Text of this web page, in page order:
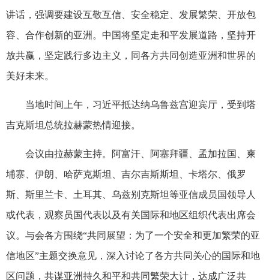
讲话，强调要建设互敬互信、安全稳定、发展繁荣、开放包
容、合作创新的亚洲。中国将坚定走和平发展道路，坚持开
放共赢，坚定践行多边主义，同各方共同创造亚洲和世界的
美好未来。
当地时间上午，习近平抵达纳乌鲁兹宫迎宾厅，受到塔
吉克斯坦总统拉赫蒙热情迎接。
会议由拉赫蒙主持。阿富汗、阿塞拜疆、孟加拉国、柬
埔寨、伊朗、哈萨克斯坦、吉尔吉斯斯坦、卡塔尔、俄罗
斯、斯里兰卡、土耳其、乌兹别克斯坦等亚信成员国领导人
或代表，观察员国代表以及有关国际和地区组织代表出席会
议。与会各方围绕“共同展望：为了一个安全和更加繁荣的亚
信地区”主题交换意见，深入讨论了各方共同关心的国际和地
区问题，共谋亚洲持久和平和共同繁荣大计，达成广泛共